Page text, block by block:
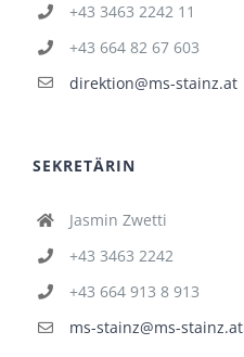
+43 3463 2242 11
+43 664 82 67 603
direktion@ms-stainz.at
SEKRETÄRIN
Jasmin Zwetti
+43 3463 2242
+43 664 913 8 913
ms-stainz@ms-stainz.at